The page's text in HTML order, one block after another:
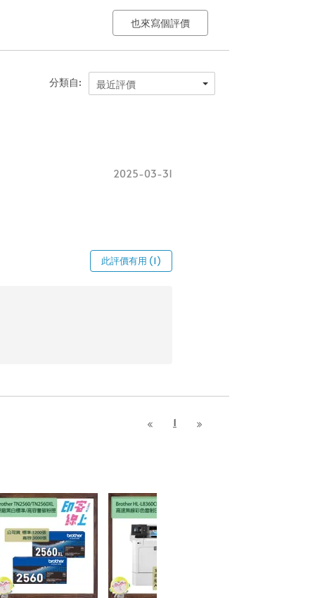
也來寫個評價
分類自: 最近評價
2025-03-31
此評價有用 (1)
1